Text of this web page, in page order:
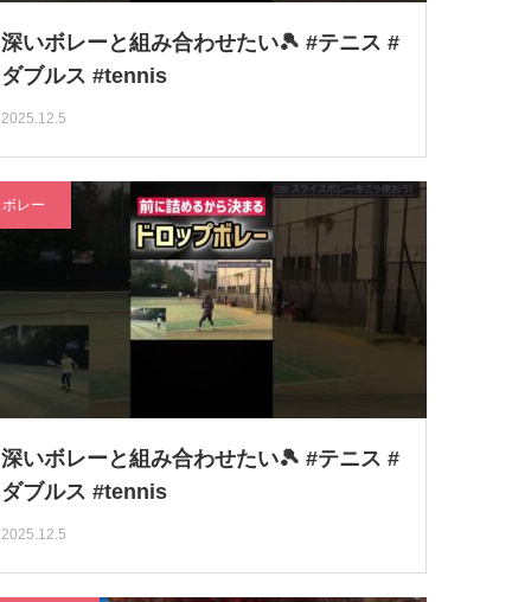
深いボレーと組み合わせたい🎾 #テニス #
ダブルス #tennis
2025.12.5
ボレー
深いボレーと組み合わせたい🎾 #テニス #
ダブルス #tennis
2025.12.5